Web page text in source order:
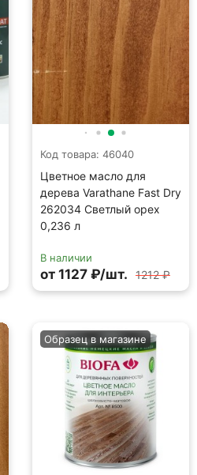
Код товара: 46040
Цветное масло для
дерева Varathane Fast Dry
262034 Светлый орех
0,236 л
В наличии
от 1127 ₽/шт. 1212 ₽
Образец в магазине